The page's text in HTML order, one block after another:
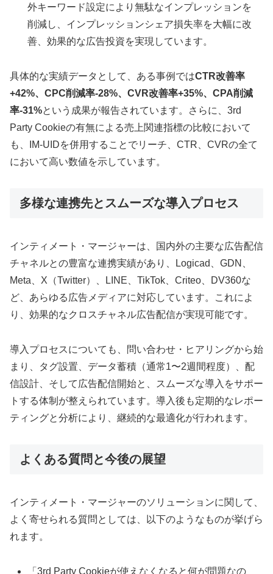
外キーワード設定により無駄なインプレッションを
削減し、インプレッションシェア損失率を大幅に改
善、効果的な広告投資を実現しています。
具体的な実績データとして、ある事例ではCTR改善率
+42%、CPC削減率-28%、CVR改善率+35%、CPA削減
率-31%という成果が報告されています。さらに、3rd
Party Cookieの有無による売上関連指標の比較において
も、IM-UIDを併用することでリーチ、CTR、CVRの全て
において高い数値を示しています。
多様な連携先とスムーズな導入プロセス
インティメート・マージャーは、国内外の主要な広告配信
チャネルとの豊富な連携実績があり、Logicad、GDN、
Meta、X（Twitter）、LINE、TikTok、Criteo、DV360な
ど、あらゆる広告メディアに対応しています。これによ
り、効果的なクロスチャネル広告配信が実現可能です。
導入プロセスについても、問い合わせ・ヒアリングから始
まり、タグ設置、データ蓄積（通常1〜2週間程度）、配
信設計、そして広告配信開始と、スムーズな導入をサポー
トする体制が整えられています。導入後も定期的なレポー
ティングと分析により、継続的な最適化が行われます。
よくある質問と今後の展望
インティメート・マージャーのソリューションに関して、
よく寄せられる質問としては、以下のようなものが挙げら
れます。
「3rd Party Cookieが使えなくなると何が問題なの